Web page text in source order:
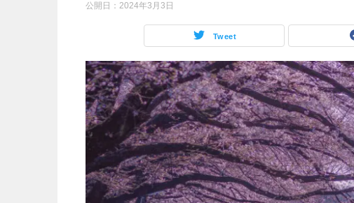
公開日： 2024年3月3日
Tweet